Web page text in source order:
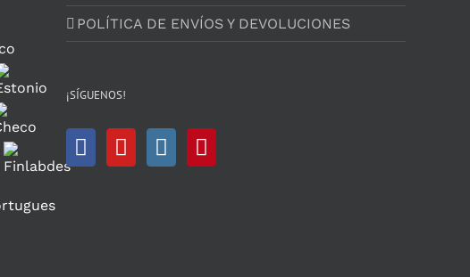
POLÍTICA DE ENVÍOS Y DEVOLUCIONES
¡SÍGUENOS!